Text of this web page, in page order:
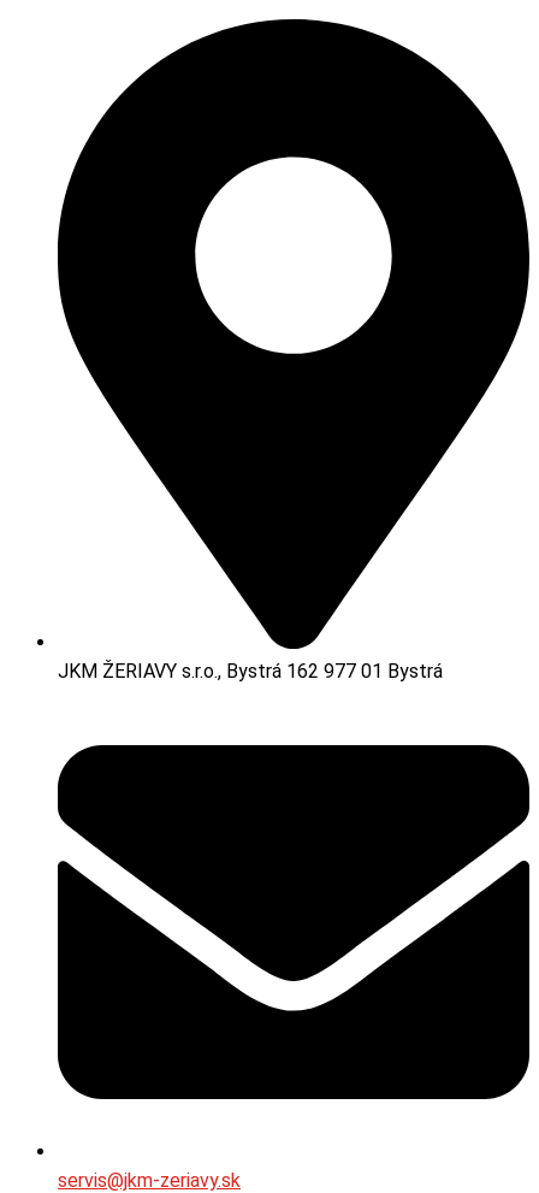
JKM ŽERIAVY s.r.o., Bystrá 162 977 01 Bystrá
servis@jkm-zeriavy.sk